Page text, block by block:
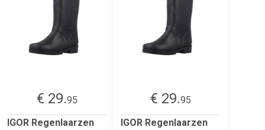
€ 29.95
IGOR Regenlaarzen
€ 29.95
IGOR Regenlaarzen